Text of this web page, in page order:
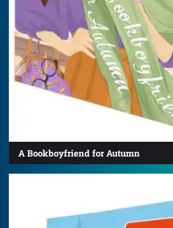
A Bookboyfriend for Autumn